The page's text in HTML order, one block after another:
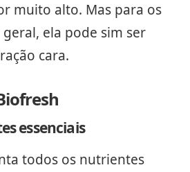
muito alto. Mas para os
ela pode sim ser
cara.
essenciais
todos os nutrientes